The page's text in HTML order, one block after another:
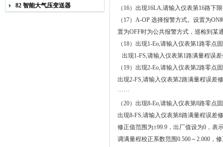
82 智能大气压变送器
（ 16）出现16LA,请输入仪表第16路下
（ 17） A-OP 选择报警方式。设置为ON
置为OFF时为公共报警方式，巡检到某
（ 18）出现1-Eo,请输入仪表第1路零点
出现1-FS,请输入仪表第1路满量程误
（ 19）出现2-Eo,请输入仪表第2路零点
出现2-FS,请输入仪表第2路满量程误差
······
（20）出现8-Eo,请输入仪表第8路零点
出现8-FS,请输入仪表第8路满量程误差
修正值范围为±99.9 ，出厂值设为0 ，表
调满量程校正系数范围0.500～2.000 ，